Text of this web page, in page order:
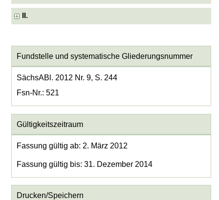
II.
Fundstelle und systematische Gliederungsnummer
SächsABl. 2012 Nr. 9, S. 244
Fsn-Nr.: 521
Gültigkeitszeitraum
Fassung gültig ab: 2. März 2012
Fassung gültig bis: 31. Dezember 2014
Drucken/Speichern